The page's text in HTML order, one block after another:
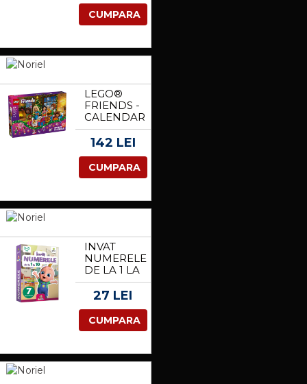
CUMPARA
LEGO®
FRIENDS -
CALENDAR
DE
ADVENT
(42668)
142 LEI
CUMPARA
INVAT
NUMERELE
DE LA 1 LA
10,
TRALALA
27 LEI
CUMPARA